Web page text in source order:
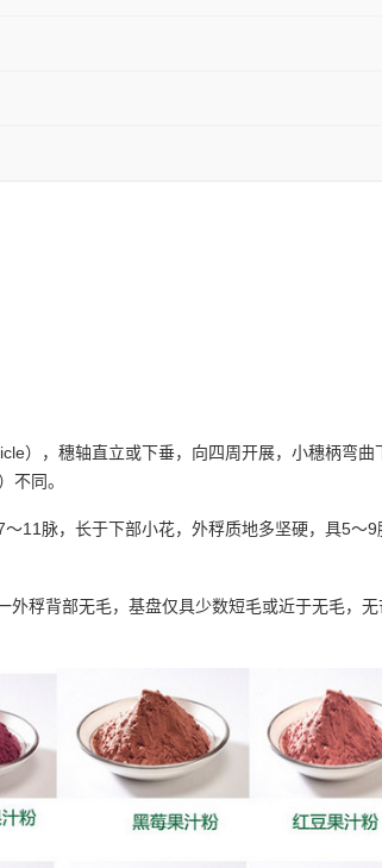
），穗轴直立或下垂，向四周开展，小穗柄弯曲
不同。
～11 脉，长于下部小花，外稃质地多坚硬，具5～9
稃背部无毛，基盘仅具少数短毛或近于无毛，